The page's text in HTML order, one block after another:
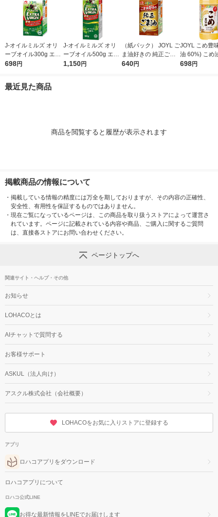
J-オイルミルズ オリ
ーブオイル300g エキ
ストラバージン スペ
L
698円
J-オイルミルズ オリ
ーブオイル500g エキ
ストラバージン スペ
1,150円
（紙パック） JOYL ご
ま油好きの 純正ごま
油 300g 1本 味の素 J-
640円
JOYL こめ豊
油 60%) こめ油 ブレ
ンド 味の素
698円
最近見た商品
商品を閲覧すると履歴が表示されます
掲載商品の情報について
・ 掲載している情報の精度には万全を期しておりますが、その内容の正確性、
安全性、有用性を保証するものではありません。
・ 現在ご覧になっているページは、この商品を取り扱うストアによって運営さ
れています。ページに記載されている内容や商品、ご購入に関するご質問
は、直接各ストアにお問い合わせください。
ページトップへ
関連サイト・ヘルプ・その他
お知らせ
LOHACOとは
AIチャットで質問する
お客様サポート
ASKUL（法人向け）
アスクル株式会社（会社概要）
LOHACOをお気に入りストアに登録する
アプリ
ロハコアプリをダウンロード
ロハコアプリについて
ロハコ公式LINE
お得な最新情報をLINEでお届けします